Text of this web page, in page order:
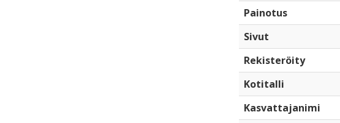
Painotus
Sivut
Rekisteröity
Kotitalli
Kasvattajanimi